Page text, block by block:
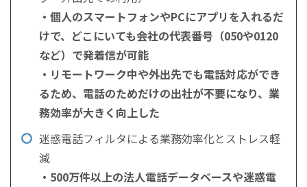
・個人のスマートフォンやPCにアプリを入れるだ
けで、どこにいても会社の代表番号（050や0120
など）で発着信が可能
・リモートワーク中や外出先でも電話対応ができ
るため、電話のためだけの出社が不要になり、業
務効率が大きく向上した
迷惑電話フィルタによる業務効率化とストレス軽
減
・500万件以上の法人電話データベースや迷惑電